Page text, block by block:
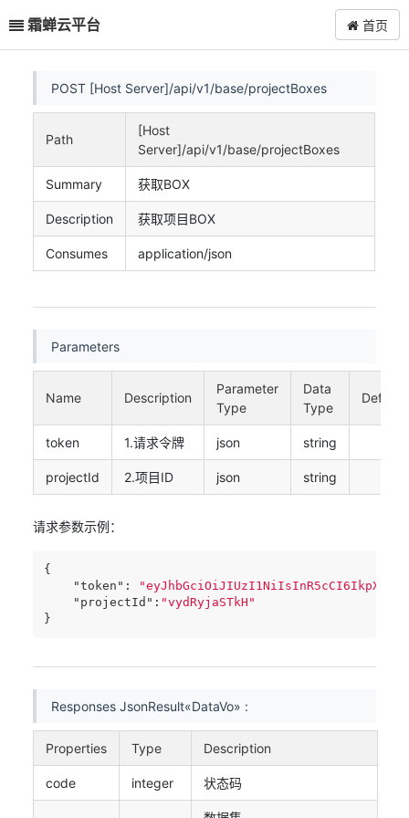
霜蝉云平台 首页
POST [Host Server]/api/v1/base/projectBoxes
Path
[Host
Server]/api/v1/base/projectBoxes
Summary 获取BOX
Description 获取项目BOX
Consumes application/json
Parameters
Name Description
Parameter
Type
Data
Type
Default
token 1.请求令牌 json string
projectId 2.项目ID json string
请求参数示例：
{
"token" :
"projectId" : "vydRyjaSTkH"
}
Responses JsonResult«DataVo» :
Properties Type Description
code integer 状态码